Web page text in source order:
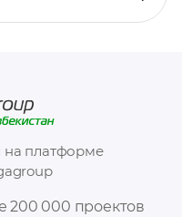
200 000 проектов
на платформе